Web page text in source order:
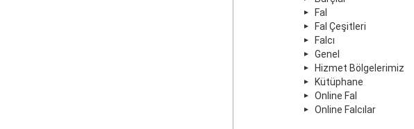
Fal
Fal Çeşitleri
Falcı
Genel
Hizmet Bölgelerimiz
Kütüphane
Online Fal
Online Falcılar